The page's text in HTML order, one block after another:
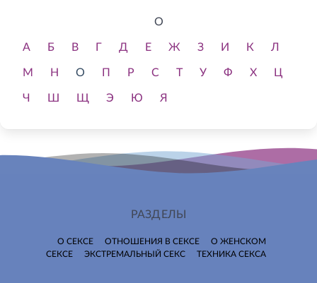
О
А Б В Г Д Е Ж З И К Л
М Н О П Р С Т У Ф Х Ц
Ч Ш Щ Э Ю Я
РАЗДЕЛЫ
О СЕКСЕ ОТНОШЕНИЯ В СЕКСЕ
О ЖЕНСКОМ
СЕКСЕ
ЭКСТРЕМАЛЬНЫЙ СЕКС ТЕХНИКА СЕКСА